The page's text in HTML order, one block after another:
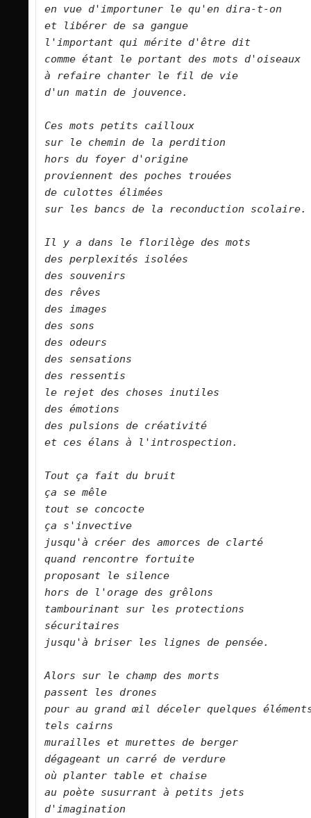
en vue d'importuner le qu'en dira-t-on
et libérer de sa gangue
l'important qui mérite d'être dit
comme étant le portant des mots
à refaire chanter le fil de vie
d'un matin de jouvence.
Ces mots petits cailloux
sur le chemin de la perdition
hors du foyer d'origine
proviennent des poches trouées
de culottes élimées
sur les bancs de la reconduction scolaire.
Il y a dans le florilège des mots
des perplexités isolées
des souvenirs
des rêves
des images
des sons
des odeurs
des sensations
des ressentis
le rejet des choses inutiles
des émotions
des pulsions de créativité
et ces élans à l'introspection.
Tout ça fait du bruit
ça se mêle
tout se concocte
ça s'invective
jusqu'à créer des amorces de clarté
quand rencontre fortuite
proposant le silence
hors de l'orage des grêlons
tambourinant sur les protections
sécuritaires
jusqu'à briser les lignes de pensée.
Alors sur le champ des morts
passent les drones
pour au grand œil déceler quelques
tels cairns
murailles et murettes de berger
dégageant un carré de verdure
où planter table et chaise
au poète susurrant à petits jets
d'imagination